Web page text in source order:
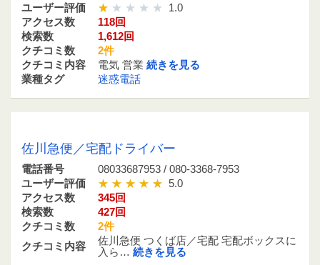
ユーザー評価
1.0
アクセス数
118回
検索数
1,612回
クチコミ数
2件
クチコミ内容
電気 営業 続きを見る
業種タグ
迷惑電話
佐川急便／宅配ドライバー
電話番号
08033687953 / 080-3368-7953
ユーザー評価
5.0
アクセス数
345回
検索数
427回
クチコミ数
2件
クチコミ内容
佐川急便 つくば店／宅配 宅配ボックスに
入ら… 続きを見る